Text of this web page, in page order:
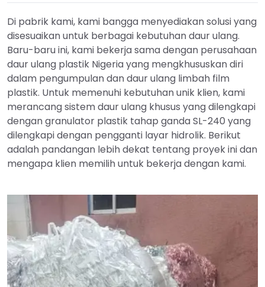
Di pabrik kami, kami bangga menyediakan solusi yang
disesuaikan untuk berbagai kebutuhan daur ulang.
Baru-baru ini, kami bekerja sama dengan perusahaan
daur ulang plastik Nigeria yang mengkhususkan diri
dalam pengumpulan dan daur ulang limbah film
plastik. Untuk memenuhi kebutuhan unik klien, kami
merancang sistem daur ulang khusus yang dilengkapi
dengan granulator plastik tahap ganda SL-240 yang
dilengkapi dengan pengganti layar hidrolik. Berikut
adalah pandangan lebih dekat tentang proyek ini dan
mengapa klien memilih untuk bekerja dengan kami.